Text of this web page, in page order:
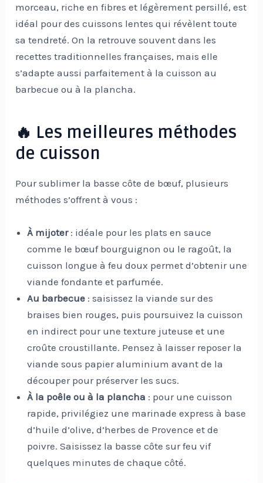
morceau, riche en fibres et légèrement persillé, est
idéal pour des cuissons lentes qui révèlent toute
sa tendreté. On la retrouve souvent dans les
recettes traditionnelles françaises, mais elle
s’adapte aussi parfaitement à la cuisson au
barbecue ou à la plancha.
🔥 Les meilleures méthodes
de cuisson
Pour sublimer la basse côte de bœuf, plusieurs
méthodes s’offrent à vous :
À mijoter: idéale pour les plats en sauce
comme le bœuf bourguignon ou le ragoût, la
cuisson longue à feu doux permet d’obtenir une
viande fondante et parfumée.
Au barbecue : saisissez la viande sur des
braises bien rouges, puis poursuivez la cuisson
en indirect pour une texture juteuse et une
croûte croustillante. Pensez à laisser reposer la
viande sous papier aluminium avant de la
découper pour préserver les sucs.
À la poêle ou à la plancha : pour une cuisson
rapide, privilégiez une marinade express à base
d’huile d’olive, d’herbes de Provence et de
poivre. Saisissez la basse côte sur feu vif
quelques minutes de chaque côté.